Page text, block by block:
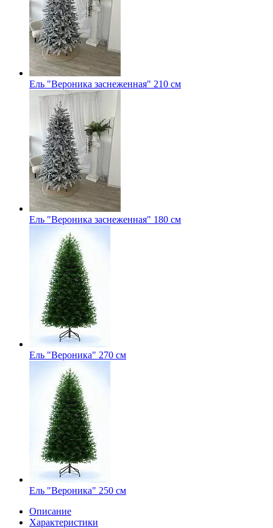
Ель "Вероника заснеженная" 210 см
Ель "Вероника заснеженная" 180 см
Ель "Вероника" 270 см
Ель "Вероника" 250 см
Описание
Характеристики